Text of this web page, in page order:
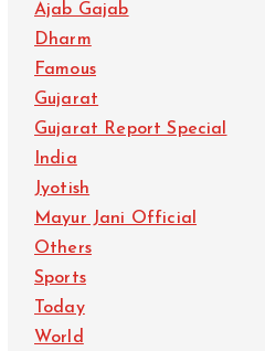
Ajab Gajab
Dharm
Famous
Gujarat
Gujarat Report Special
India
Jyotish
Mayur Jani Official
Others
Sports
Today
World